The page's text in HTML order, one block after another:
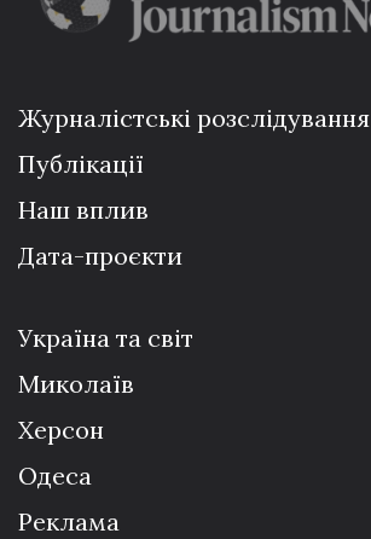
Журналістські розслідування
Публікації
Наш вплив
Дата-проєкти
Україна та світ
Миколаїв
Херсон
Одеса
Реклама